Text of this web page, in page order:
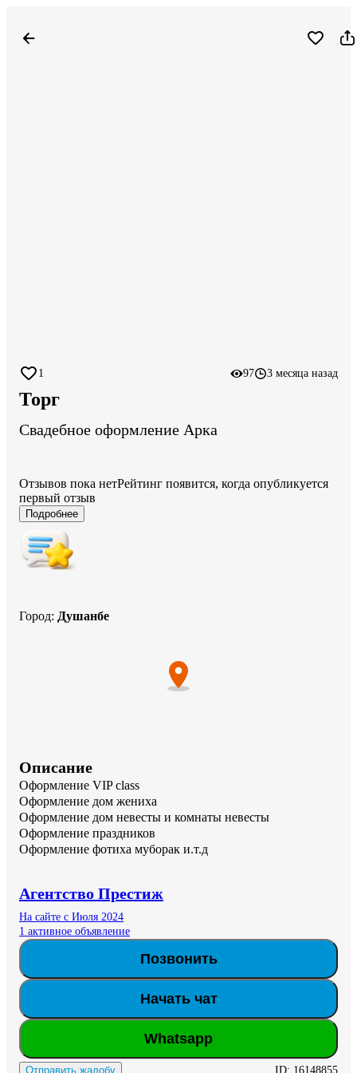
1 97 3 месяца назад
Торг
Свадебное оформление Арка
Отзывов пока нетРейтинг появится, когда опубликуется
первый отзыв
Подробнее
Город: Душанбе
Описание
Оформление VIP class
Оформление дом жениха
Оформление дом невесты и комнаты невесты
Оформление праздников
Оформление фотиха муборак и.т.д
Агентство Престиж
На сайте с Июля 2024
1 активное объявление
Позвонить
Начать чат
Whatsapp
Отправить жалобу ID: 16148855